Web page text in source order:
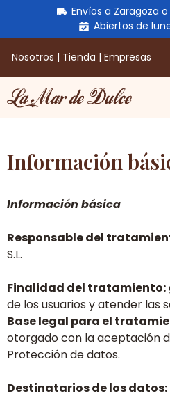
Envíos a Zaragoza
Abiertos de
Nosotros | Tienda | Empresas
Saltar
al
Información
Información básica
Responsable del
S.L.
Finalidad del tratamiento:
de los usuarios y atender las
Base legal para el
otorgado con la aceptación
Protección de datos.
Destinatarios de los datos: